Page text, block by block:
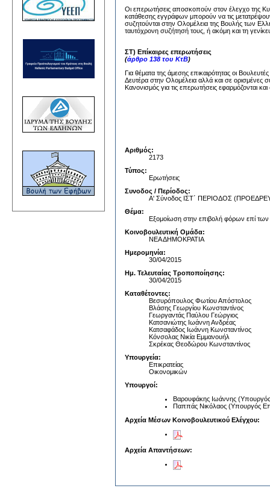
Οι επερωτήσεις αποσκοπούν στον έλεγχο της
κατάθεσης εγγράφων μπορούν να τις
συζητούνται στην Ολομέλεια της Βουλής των
ταυτόχρονη συζήτησή τους, ή ακόμη και τη
ΣΤ) Επίκαιρες επερωτήσεις
(άρθρο 138 του ΚτΒ)
Για θέματα της άμεσης επικαιρότητας οι
Δευτέρα στην Ολομέλεια αλλά και σε ορισμένες
Κανονισμός για τις επερωτήσεις εφαρμόζονται
Αριθμός:
2173
Τύπος:
Ερωτήσεις
Συνοδος / Περίοδος:
Α' Σύνοδος ΙΣΤ΄ ΠΕΡΙΟΔΟΣ
Θέμα:
Εξομοίωση στην επιβολή φόρων επί
Κοινοβουλευτική Ομάδα:
ΝΕΑ ΔΗΜΟΚΡΑΤΙΑ
Ημερομηνία:
30/04/2015
Ημ. Τελευταίας Τροποποίησης:
30/04/2015
Καταθέτοντες:
Βεσυρόπουλος Φωτίου Απόστολος
Βλάσης Γεωργίου Κωνσταντίνος
Γεωργαντάς Παύλου Γεώργιος
Κατσανιώτης Ιωάννη Ανδρέας
Κατσαφάδος Ιωάννη Κωνσταντίνος
Κόνσολας Νικία Εμμανουήλ
Σκρέκας Θεοδώρου Κωνσταντίνος
Υπουργεία:
Επικρατείας
Οικονομικών
Υπουργοί:
Βαρουφάκης Ιωάννης
Παππάς Νικόλαος (Υπουργός
Αρχεία Μέσων Κοινοβουλευτικού Ελέγχου:
Αρχεία Απαντήσεων: